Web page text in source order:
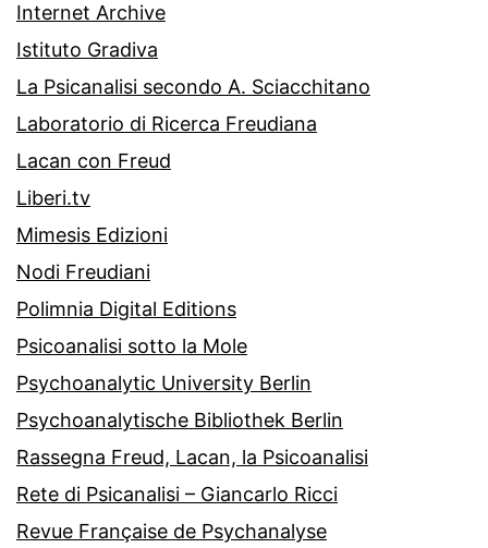
Internet Archive
Istituto Gradiva
La Psicanalisi secondo A. Sciacchitano
Laboratorio di Ricerca Freudiana
Lacan con Freud
Liberi.tv
Mimesis Edizioni
Nodi Freudiani
Polimnia Digital Editions
Psicoanalisi sotto la Mole
Psychoanalytic University Berlin
Psychoanalytische Bibliothek Berlin
Rassegna Freud, Lacan, la Psicoanalisi
Rete di Psicanalisi – Giancarlo Ricci
Revue Française de Psychanalyse